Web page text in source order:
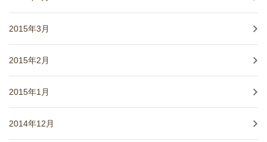
2015年3月
2015年2月
2015年1月
2014年12月